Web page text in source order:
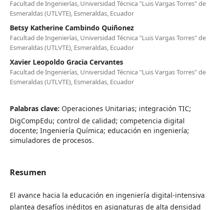
Facultad de Ingenierías, Universidad Técnica "Luis Vargas Torres" de
Esmeraldas (UTLVTE), Esmeraldas, Ecuador
Betsy Katherine Cambindo Quiñonez
Facultad de Ingenierías, Universidad Técnica "Luis Vargas Torres" de
Esmeraldas (UTLVTE), Esmeraldas, Ecuador
Xavier Leopoldo Gracia Cervantes
Facultad de Ingenierías, Universidad Técnica "Luis Vargas Torres" de
Esmeraldas (UTLVTE), Esmeraldas, Ecuador
Palabras clave: Operaciones Unitarias; integración TIC;
DigCompEdu; control de calidad; competencia digital
docente; Ingeniería Química; educación en ingeniería;
simuladores de procesos.
Resumen
El avance hacia la educación en ingeniería digital-intensiva
plantea desafíos inéditos en asignaturas de alta densidad